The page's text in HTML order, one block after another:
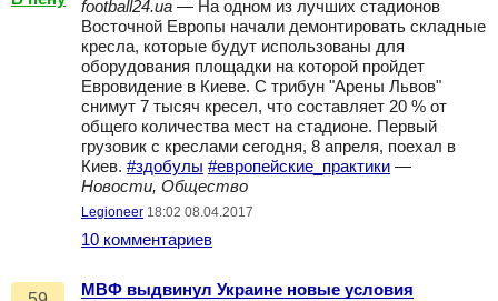
football24.ua — На одном из лучших стадионов
Восточной Европы начали демонтировать складные
кресла, которые будут использованы для
оборудования площадки на которой пройдет
Евровидение в Киеве. С трибун "Арены Львов"
снимут 7 тысяч кресел, что составляет 20 % от
общего количества мест на стадионе. Первый
грузовик с креслами сегодня, 8 апреля, поехал в
Киев. #здобулы #европейские_практики —
Новости, Общество
Legioneer 18:02 08.04.2017
10 комментариев
МВФ выдвинул Украине новые условия